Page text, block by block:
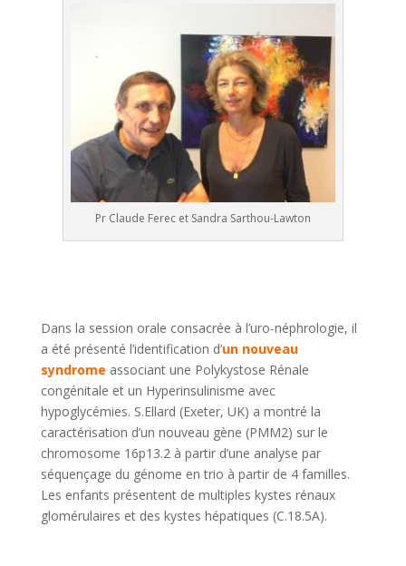
Pr Claude Ferec et Sandra Sarthou-Lawton
Dans la session orale consacrée à l’uro-néphrologie, il
a été présenté l’identification d’un nouveau
syndrome associant une Polykystose Rénale
congénitale et un Hyperinsulinisme avec
hypoglycémies. S.Ellard (Exeter, UK) a montré la
caractérisation d’un nouveau gène (PMM2) sur le
chromosome 16p13.2 à partir d’une analyse par
séquençage du génome en trio à partir de 4 familles.
Les enfants présentent de multiples kystes rénaux
glomérulaires et des kystes hépatiques (C.18.5A).